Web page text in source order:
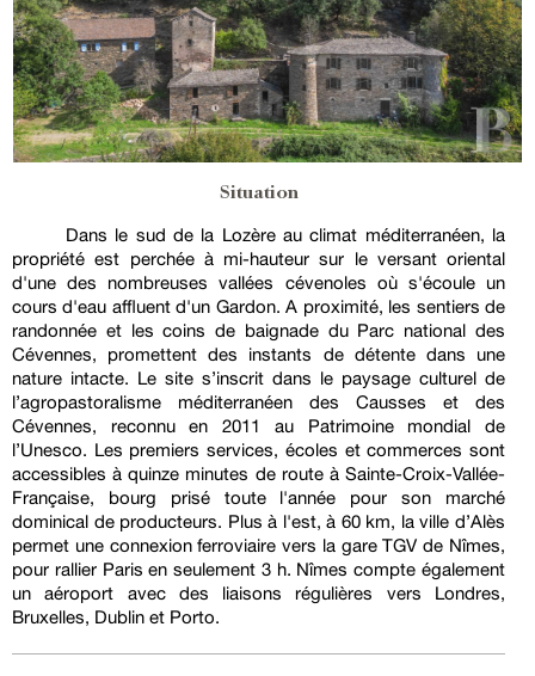
Situation
Dans le sud de la Lozère au climat méditerranéen, la
propriété est perchée à mi-hauteur sur le versant oriental
d'une des nombreuses vallées cévenoles où s'écoule un
cours d'eau affluent d'un Gardon. A proximité, les sentiers de
randonnée et les coins de baignade du Parc national des
Cévennes, promettent des instants de détente dans une
nature intacte. Le site s’inscrit dans le paysage culturel de
l’agropastoralisme méditerranéen des Causses et des
Cévennes, reconnu en 2011 au Patrimoine mondial de
l’Unesco. Les premiers services, écoles et commerces sont
accessibles à quinze minutes de route à Sainte-Croix-Vallée-
Française, bourg prisé toute l'année pour son marché
dominical de producteurs. Plus à l'est, à 60 km, la ville d’Alès
permet une connexion ferroviaire vers la gare TGV de Nîmes,
pour rallier Paris en seulement 3 h. Nîmes compte également
un aéroport avec des liaisons régulières vers Londres,
Bruxelles, Dublin et Porto.